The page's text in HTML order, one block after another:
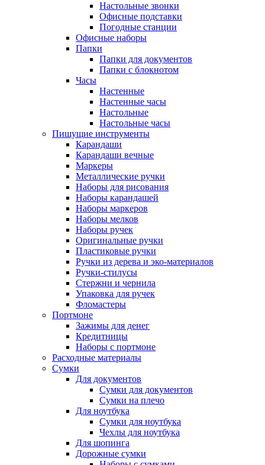
Настольные звонки
Офисные подставки
Погодные станции
Офисные наборы
Папки
Папки для документов
Папки с блокнотом
Часы
Настенные
Настенные часы
Настольные
Настольные часы
Пишущие инструменты
Карандаши
Карандаши вечные
Маркеры
Металлические ручки
Наборы для рисования
Наборы карандашей
Наборы маркеров
Наборы мелков
Наборы ручек
Оригинальные ручки
Пластиковые ручки
Ручки из дерева и эко-материалов
Ручки-стилусы
Стержни и чернила
Упаковка для ручек
Фломастеры
Портмоне
Зажимы для денег
Кредитницы
Наборы с портмоне
Расходные материалы
Сумки
Для документов
Сумки для документов
Сумки на плечо
Для ноутбука
Сумки для ноутбука
Чехлы для ноутбука
Для шопинга
Дорожные сумки